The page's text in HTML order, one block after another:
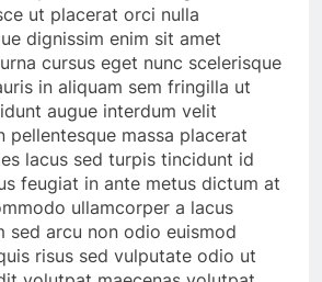
ut placerat orci nulla
dignissim enim sit amet
cursus eget nunc scelerisque
in aliquam sem fringilla ut
augue interdum velit
pellentesque massa placerat
lacus sed turpis tincidunt id
feugiat in ante metus dictum at
ullamcorper a lacus
sed arcu non odio euismod
risus sed vulputate odio ut